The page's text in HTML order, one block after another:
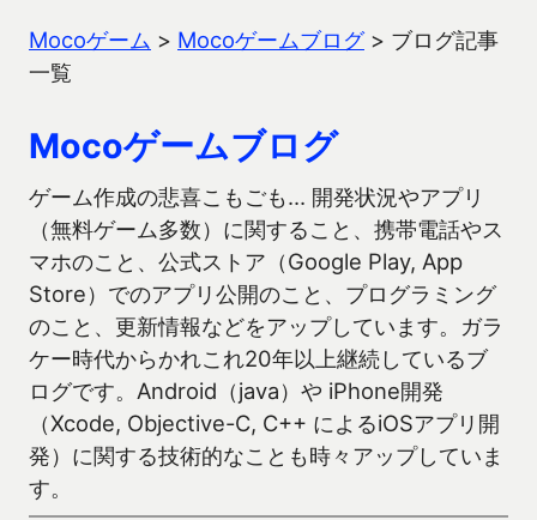
Mocoゲーム > Mocoゲームブログ> ブログ記事
一覧
Mocoゲームブログ
ゲーム作成の悲喜こもごも… 開発状況やアプリ
（無料ゲーム多数）に関すること、携帯電話やス
マホのこと、公式ストア（Google Play, App
Store）でのアプリ公開のこと、プログラミング
のこと、更新情報などをアップしています。ガラ
ケー時代からかれこれ20年以上継続しているブ
ログです。Android（java）や iPhone開発
（Xcode, Objective-C, C++ によるiOSアプリ開
発）に関する技術的なことも時々アップしていま
す。